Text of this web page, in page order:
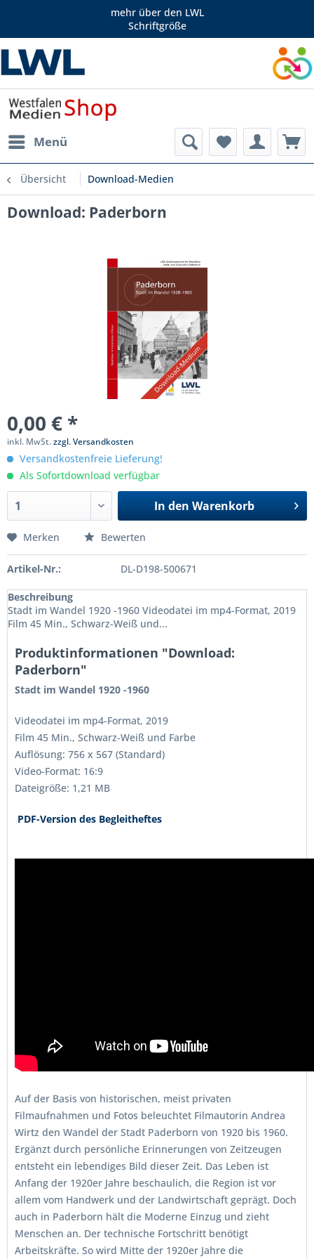
mehr über den LWL
Schriftgröße
Menü
Übersicht Download-Medien
Download: Paderborn
0,00 € *
inkl. MwSt.zzgl. Versandkosten
Versandkostenfreie Lieferung!
Als Sofortdownload verfügbar
In den Warenkorb
Merken Bewerten
Artikel-Nr.: DL-D198-500671
Beschreibung
Stadt im Wandel 1920 -1960 Videodatei im mp4-Format, 2019
Film 45 Min., Schwarz-Weiß und...
Produktinformationen "Download:
Paderborn"
Stadt im Wandel 1920 -1960
Videodatei im mp4-Format, 2019
Film 45 Min., Schwarz-Weiß und Farbe
Auflösung: 756 x 567 (Standard)
Video-Format: 16:9
Dateigröße: 1,21 MB
PDF-Version des Begleitheftes
Auf der Basis von historischen, meist privaten
Filmaufnahmen und Fotos beleuchtet Filmautorin Andrea
Wirtz den Wandel der Stadt Paderborn von 1920 bis 1960.
Ergänzt durch persönliche Erinnerungen von Zeitzeugen
entsteht ein lebendiges Bild dieser Zeit. Das Leben ist
Anfang der 1920er Jahre beschaulich, die Region ist vor
allem vom Handwerk und der Landwirtschaft geprägt. Doch
auch in Paderborn hält die Moderne Einzug und zieht
Menschen an. Der technische Fortschritt benötigt
Arbeitskräfte. So wird Mitte der 1920er Jahre die